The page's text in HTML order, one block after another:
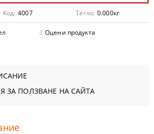
Код: 4007 Тегло: 0.000кг
Оцени продукта
ЗА ПОЛЗВАНЕ НА САЙТА